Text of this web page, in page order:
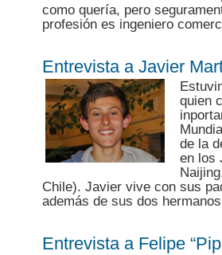
como quería, pero
profesión es ingeniero
Entrevista a Javier
quien
de la
en los
Chile). Javier vive con sus
además de sus dos
Entrevista a Felipe